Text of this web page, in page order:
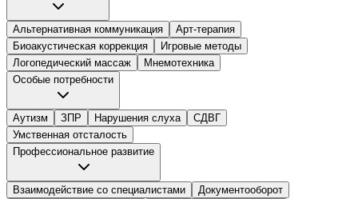
Альтернативная коммуникация
Арт-терапия
Биоакустическая коррекция
Игровые методы
Логопедический массаж
Мнемотехника
Особые потребности
Аутизм ЗПР Нарушения слуха
СДВГ
Умственная отсталость
Профессиональное развитие
Взаимодействие со специалистами
Документооборот